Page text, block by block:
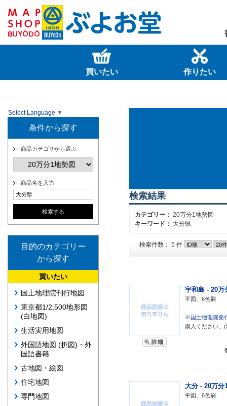
買いたい 作りたい
Select Language ▼
条件から探す
商品カテゴリから選ぶ
商品名を入力
目的のカテゴリー
から探す
買いたい
国土地理院刊行地図
東京都1/2,500地形図
(白地図)
生活実用地図
外国語地図 (折図)・外
国語書籍
古地図・絵図
住宅地図
専門地図
検索結果
カテゴリー： 20万分1地勢図
キーワード： 大分県
検索件数： 5 件
宇和島 - 20万
平図、6色刷
※ 国土地理院発
購入ください。
大分 - 20万分
平図、6色刷